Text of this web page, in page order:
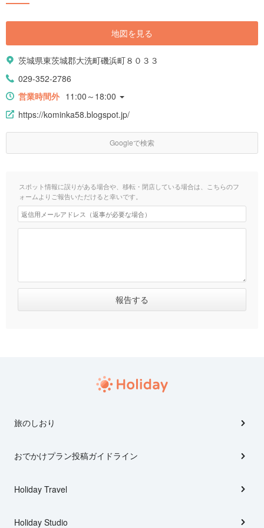
地図を見る
茨城県東茨城郡大洗町磯浜町８０３３
029-352-2786
営業時間外 11:00～18:00
https://kominka58.blogspot.jp/
Googleで検索
スポット情報に誤りがある場合や、移転・閉店している場合は、こちらのフ
ォームよりご報告いただけると幸いです。
旅のしおり
おでかけプラン投稿ガイドライン
Holiday Travel
Holiday Studio